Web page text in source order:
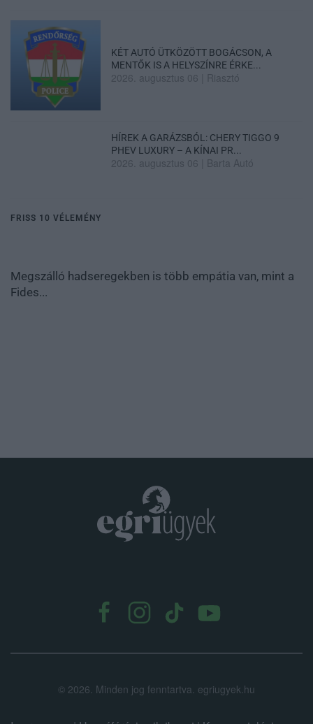
KÉT AUTÓ ÜTKÖZÖTT BOGÁCSON, A
MENTŐK IS A HELYSZÍNRE ÉRKE...
2026. augusztus 06 Riasztó
HÍREK A GARÁZSBÓL: CHERY TIGGO 9
PHEV LUXURY – A KÍNAI PR...
2026. augusztus 06 Barta Autó
FRISS 10 VÉLEMÉNY
Megszálló hadseregekben is több empátia van, mint a
Fides...
© 2026. Minden jog fenntartva. egriugyek.hu